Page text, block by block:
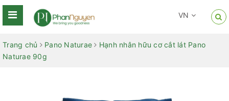
VN
Trang chủ Pano Naturae
Hạnh nhân hữu cơ cắt lát Pano
Naturae 90g